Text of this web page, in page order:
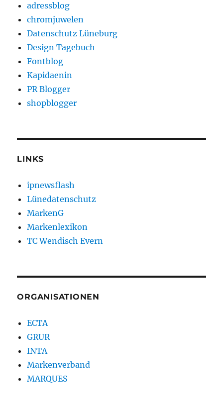
adressblog
chromjuwelen
Datenschutz Lüneburg
Design Tagebuch
Fontblog
Kapidaenin
PR Blogger
shopblogger
LINKS
ipnewsflash
Lünedatenschutz
MarkenG
Markenlexikon
TC Wendisch Evern
ORGANISATIONEN
ECTA
GRUR
INTA
Markenverband
MARQUES